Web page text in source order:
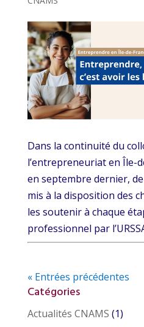
Dans la continuité du
l’entrepreneuriat en Île-
en septembre dernier,
mis à la disposition des
les soutenir à chaque
professionnel par
« Entrées précédentes
Catégories
Actualités CNAMS (1)